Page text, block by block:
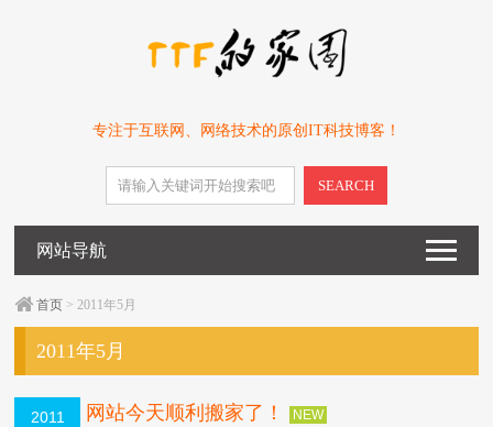
专注于互联网、网络技术的原创IT科技博客！
SEARCH
网站导航
首页 > 2011年5月
2011年5月
2011
网站今天顺利搬家了！ NEW